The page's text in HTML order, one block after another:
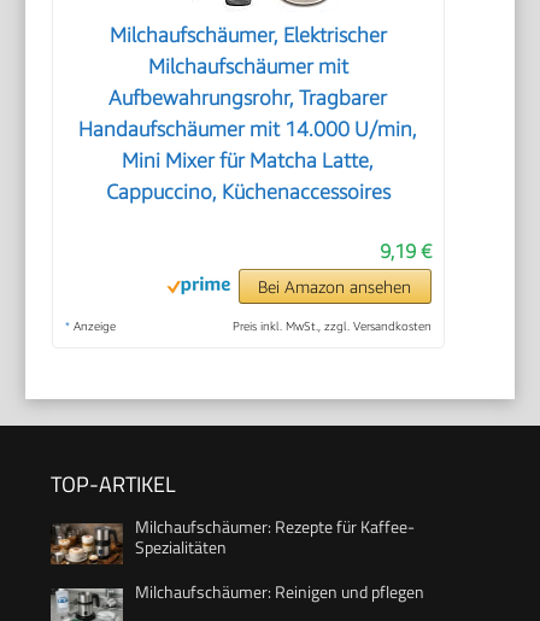
Milchaufschäumer, Elektrischer
Milchaufschäumer mit
Aufbewahrungsrohr, Tragbarer
Handaufschäumer mit 14.000 U/min,
Mini Mixer für Matcha Latte,
Cappuccino, Küchenaccessoires
9,19 €
Bei Amazon ansehen
* Anzeige Preis inkl. MwSt., zzgl. Versandkosten
TOP-ARTIKEL
Milchaufschäumer: Rezepte für Kaffee-
Spezialitäten
Milchaufschäumer: Reinigen und pflegen